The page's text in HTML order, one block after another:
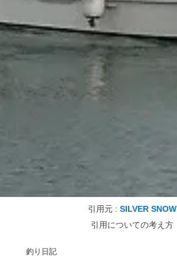
引用元 : SILVER SNOW
引用についての考え方
釣り日記